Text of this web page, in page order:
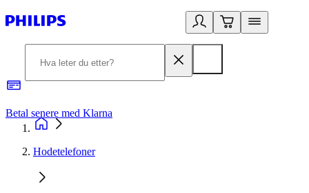
Betal senere med Klarna
Hodetelefoner